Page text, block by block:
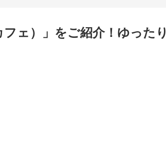
ェ）」をご紹介！ゆったり